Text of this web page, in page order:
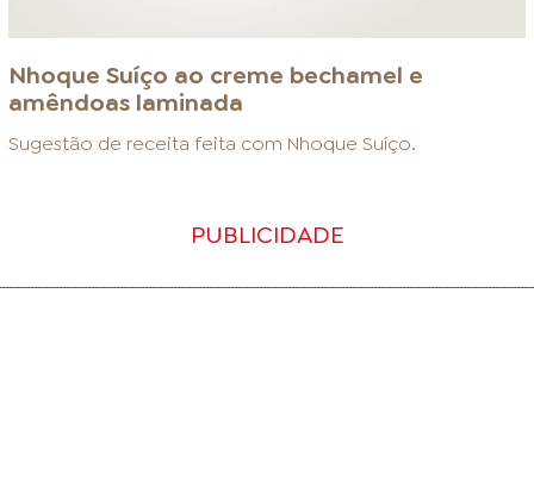
Nhoque Suíço ao creme bechamel e
amêndoas laminada
Sugestão de receita feita com Nhoque Suíço.
PUBLICIDADE